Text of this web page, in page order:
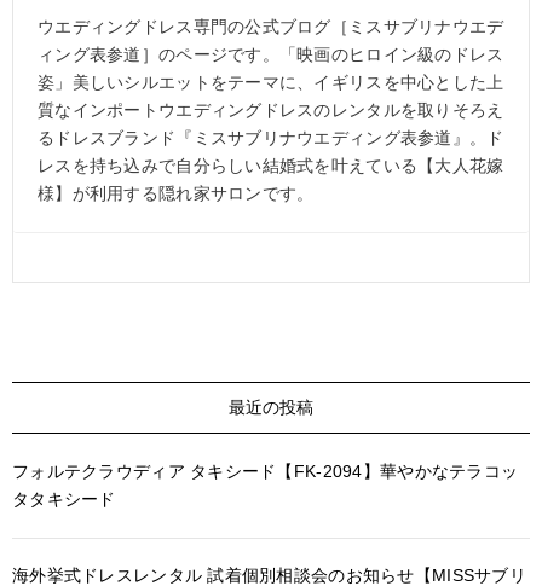
ウエディングドレス専門の公式ブログ［ミスサブリナウエデ
ィング表参道］のページです。「映画のヒロイン級のドレス
姿」美しいシルエットをテーマに、イギリスを中心とした上
質なインポートウエディングドレスのレンタルを取りそろえ
るドレスブランド『ミスサブリナウエディング表参道』。ド
レスを持ち込みで自分らしい結婚式を叶えている【大人花嫁
様】が利用する隠れ家サロンです。
最近の投稿
フォルテクラウディア タキシード【FK-2094】華やかなテラコッ
タタキシード
海外挙式ドレスレンタル 試着個別相談会のお知らせ【MISSサブリ